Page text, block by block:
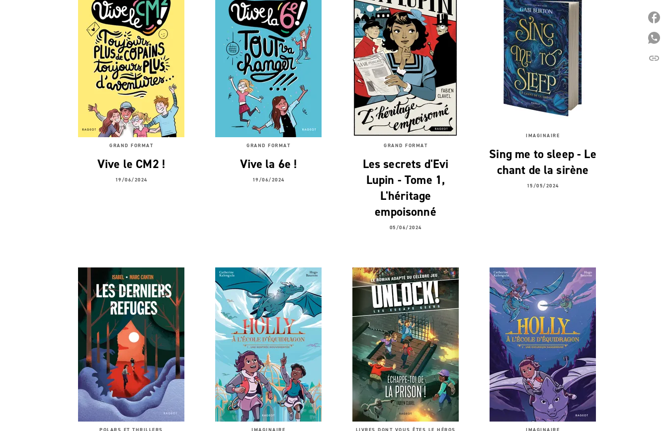
GRAND FORMAT
Vive le CM2 !
19/06/2024
GRAND FORMAT
Vive la 6e !
19/06/2024
GRAND FORMAT
Les secrets d'Evi
Lupin - Tome 1,
L'héritage
empoisonné
05/06/2024
IMAGINAIRE
Sing me to sleep - Le
chant de la sirène
15/05/2024
POLARS ET THRILLERS IMAGINAIRE LIVRES DONT VOUS ÊTES LE HÉROS IMAGINAIRE
link